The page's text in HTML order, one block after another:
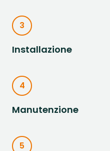
3
Installazione
4
Manutenzione
5